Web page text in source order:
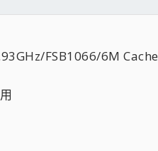
FSB1066/6M Cache